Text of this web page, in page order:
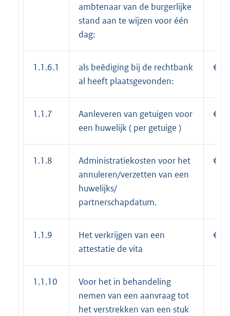
ambtenaar van de burgerlijke
stand aan te wijzen voor één
dag:
1.1.6.1
als beëdiging bij de rechtbank
al heeft plaatsgevonden:
€
1.1.7
Aanleveren van getuigen voor
een huwelijk ( per getuige )
€
1.1.8
Administratiekosten voor het
annuleren/verzetten van een
huwelijks/
partnerschapdatum.
€
1.1.9
Het verkrijgen van een
attestatie de vita
€
1.1.10
Voor het in behandeling
nemen van een aanvraag tot
het verstrekken van een stuk